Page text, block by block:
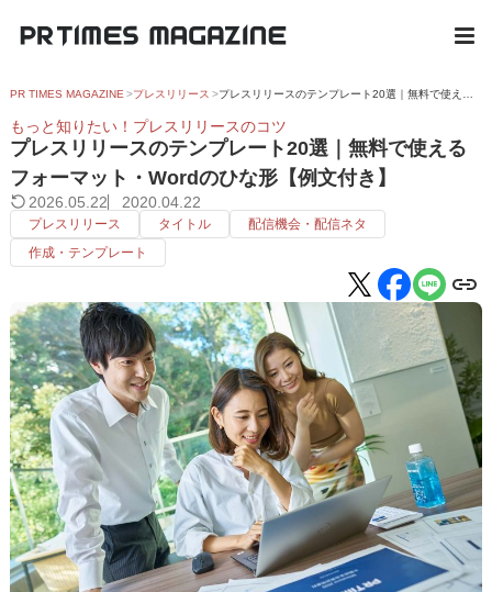
PR TIMES MAGAZINE プレスリリース
もっと知りたい！プレスリリースのコツ
プレスリリースのテンプレート20選｜無料で使える
フォーマット・Wordのひな形【例文付き】
2026.05.22 2020.04.22
プレスリリース タイトル
配信機会・配信ネタ
作成・テンプレート